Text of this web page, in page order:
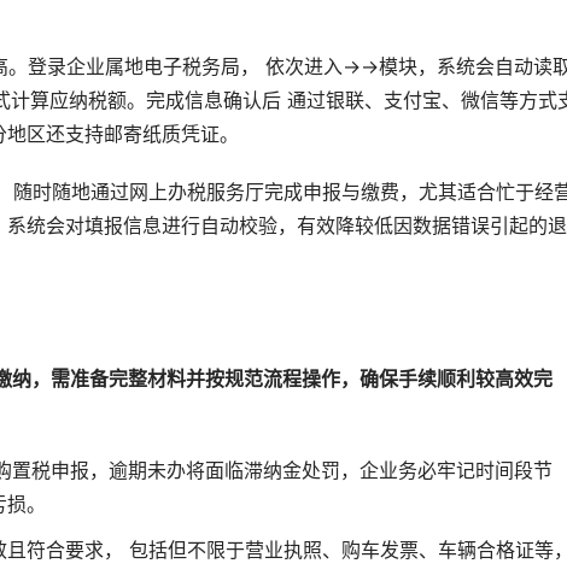
。登录企业属地电子税务局， 依次进入→→模块，系统会自动读
算应纳税额。完成信息确认后 通过银联、支付宝、微信等方式
区还支持邮寄纸质凭证。
时随地通过网上办税服务厅完成申报与缴费，尤其适合忙于经
统会对填报信息进行自动校验，有效降较低因数据错误引起的
，需准备完整材料并按规范流程操作，确保手续顺利较高效完
置税申报，逾期未办将面临滞纳金处罚，企业务必牢记时间段节
。
符合要求， 包括但不限于营业执照、购车发票、车辆合格证等，